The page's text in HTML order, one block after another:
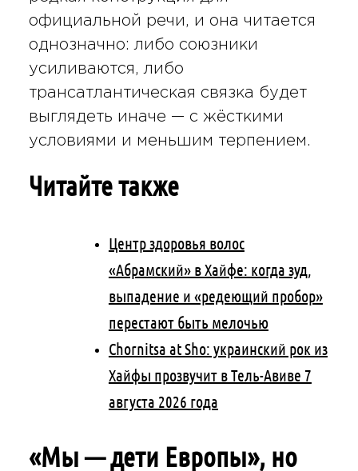
официальной речи, и она читается
однозначно: либо союзники
усиливаются, либо
трансатлантическая связка будет
выглядеть иначе — с жёсткими
условиями и меньшим терпением.
Читайте также
Центр здоровья волос
«Абрaмский» в Хайфе: когда зуд,
выпадение и «редеющий пробор»
перестают быть мелочью
Chornitsa at Sho: украинский рок из
Хайфы прозвучит в Тель-Авиве 7
августа 2026 года
«Мы — дети Европы», но